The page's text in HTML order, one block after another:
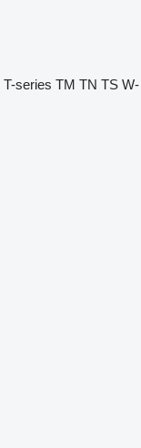
T-series TM TN TS W-